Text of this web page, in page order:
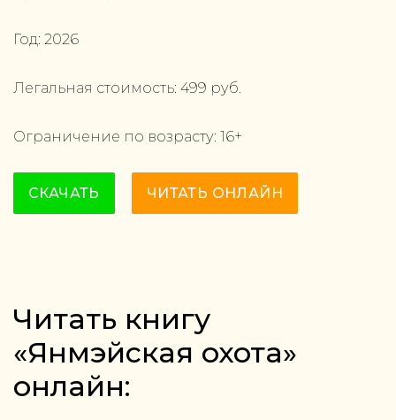
Год: 2026
Легальная стоимость: 499 руб.
Ограничение по возрасту: 16+
СКАЧАТЬ ЧИТАТЬ ОНЛАЙН
Читать книгу
«Янмэйская охота»
онлайн: